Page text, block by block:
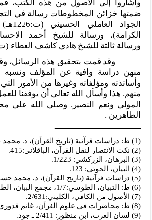
وأشاروا إلى الأصول من هذه الكتب،
ضمتها خزائن المخطوطات رسالة في
الجواد
ورسالة ثالثة للشيخ هادي كاشف الغطاء
وقد قمت بتحقيق هذه الرسائل،
منهن دراسة وافية عن المؤلف ونسبه
وأساتذته ومؤلفاته وغيرها من الأمور
منهم. هذا وأسأل الله تعالى أن يوفقنا
المولى ونعم النصير. وصلى الله على
الطاهرين .
ـــــــــــــــــــــــــــــــــــ
(1) ظ: دراسات قرآنية (تاريخ القرآن)، د. محمد حسين الصغير:122.
(2) نكت الانتصار لنقل القرآن، الباقلاني:415.
(3) البرهان، الزركشي: 1/223.
(4) البيان، الخوئي: 123.
(5) دراسات قرآنية (تاريخ القرآن)، د. محمد حسين الصغير:123.
(6) ظ: التبيان، الطوسي:1/7، مجمع البيان، الطبرسي: م1/12.
(7) الأصول من الكافي، الكليني:2/631.
(8) ظ: محاضرات في علوم القرآن، غانم قدوري الحمد: 187.
(9) لسان العرب، ابن منظور: 2/411 ـ جود.